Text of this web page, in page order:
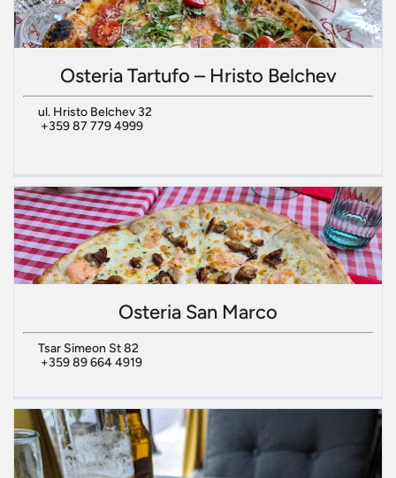
Osteria Tartufo – Hristo Belchev
ul. Hristo Belchev 32
+359 87 779 4999
Osteria San Marco
Tsar Simeon St 82
+359 89 664 4919